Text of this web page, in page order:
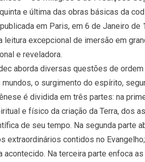
e última das obras básicas da
em Paris, em 6 de Janeiro de
leitura excepcional de imersão em
e reveladora.
aborda diversas questões de
mundos, o surgimento do espírito,
é dividida em três partes: na
e físico da criação da Terra, dos
de seu tempo. Na segunda parte
extraordinários contidos no
acontecido. Na terceira parte enfoca